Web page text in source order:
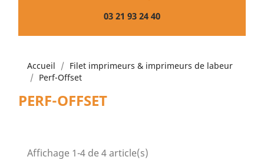
03 21 93 24 40
Accueil
Filet imprimeurs & imprimeurs de labeur
Perf-Offset
PERF-OFFSET
Affichage 1-4 de 4 article(s)